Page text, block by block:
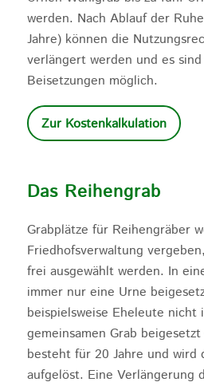
werden. Nach Ablauf der
Jahre) können die
verlängert werden und es
Beisetzungen möglich.
Zur Kostenkalkulation
Das Reihengrab
Grabplätze für Reihengräber
Friedhofsverwaltung
frei ausgewählt werden. In
immer nur eine Urne
beispielsweise Eheleute nicht
gemeinsamen Grab
besteht für 20 Jahre und wird
aufgelöst. Eine Verlängerung